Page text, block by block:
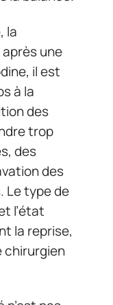
la
après une
il est
à la
des
trop
des
des
Le type de
l’état
la reprise,
chirurgien